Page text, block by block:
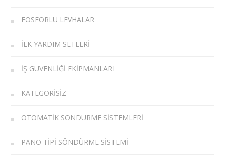
FOSFORLU LEVHALAR
İLK YARDIM SETLERI
İŞ GÜVENLIĞI EKIPMANLARI
KATEGORISIZ
OTOMATIK SÖNDÜRME SISTEMLERI
PANO TIPI SÖNDÜRME SISTEMI